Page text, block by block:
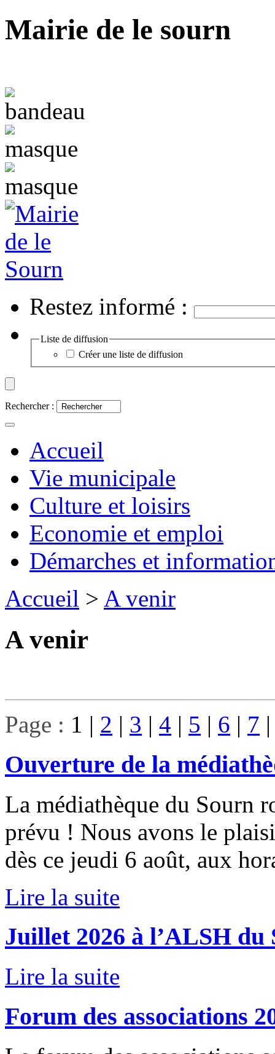
Mairie de le sourn
Restez informé :
Liste de diffusion
Créer une liste de diffusion
Rechercher :
Accueil
Vie municipale
Culture et loisirs
Economie et emploi
Démarches et
Accueil > A venir
A venir
Page : 1 | 2 | 3 | 4 | 5 | 6 | 7
Ouverture de la
La médiathèque du Sourn
prévu ! Nous avons le
dès ce jeudi 6 août, aux
Lire la suite
Juillet 2026 à l’ALSH du
Lire la suite
Forum des associations